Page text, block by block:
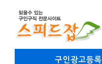
구인광고등록